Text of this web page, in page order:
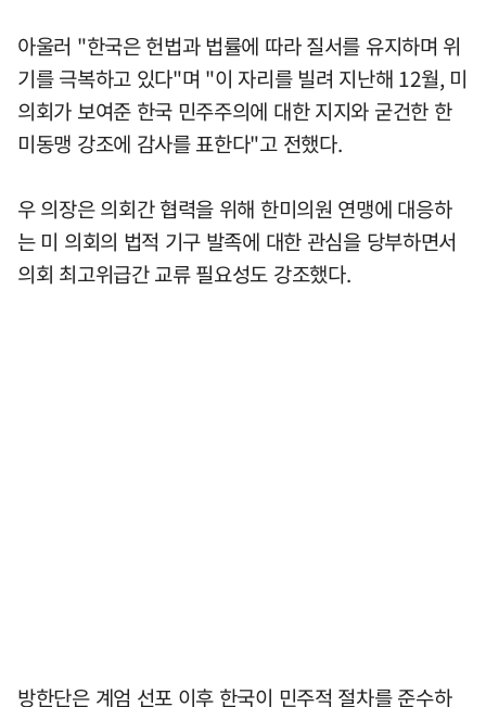
아울러 "한국은 헌법과 법률에 따라 질서를 유지하며 위
기를 극복하고 있다"며 "이 자리를 빌려 지난해 12월, 미
의회가 보여준 한국 민주주의에 대한 지지와 굳건한 한
미동맹 강조에 감사를 표한다"고 전했다.
우 의장은 의회간 협력을 위해 한미의원 연맹에 대응하
는 미 의회의 법적 기구 발족에 대한 관심을 당부하면서
의회 최고위급간 교류 필요성도 강조했다.
방한단은 계엄 선포 이후 한국이 민주적 절차를 준수하